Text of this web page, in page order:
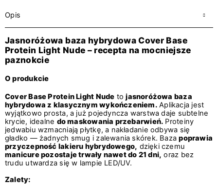
Opis
Jasnoróżowa baza hybrydowa Cover Base
Protein Light Nude – recepta na mocniejsze
paznokcie
O produkcie
Cover Base Protein Light Nude tojasnoróżowa baza
hybrydowa z klasycznym wykończeniem.Aplikacja jest
wyjątkowo prosta, a już pojedyncza warstwa daje subtelne
krycie, idealne do maskowania przebarwień. Proteiny
jedwabiu wzmacniają płytkę, a nakładanie odbywa się
gładko — żadnych smug i zalewania skórek. Bazapoprawia
przyczepność lakieru hybrydowego, dzięki czemu
manicure pozostaje trwały nawet do 21 dni, oraz bez
trudu utwardza się w lampie LED/UV.
Zalety: